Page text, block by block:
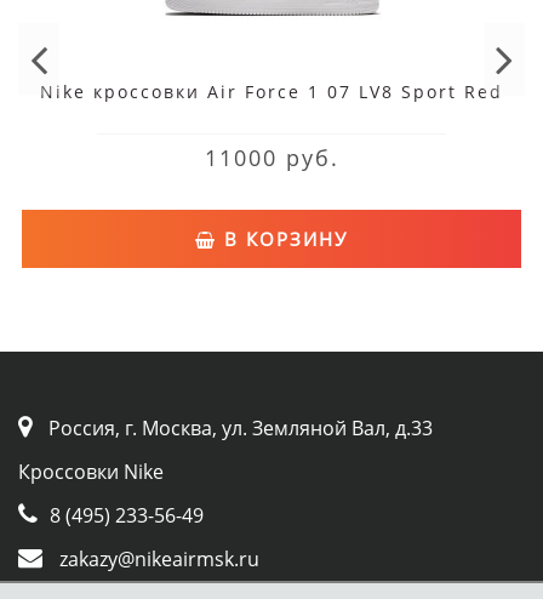
Nike кроссовки Air Force 1 07 LV8 Sport Red
11000 руб.
В КОРЗИНУ
Россия, г. Москва, ул. Земляной Вал, д.33
Кроссовки Nike
8 (495) 233-56-49
zakazy@nikeairmsk.ru